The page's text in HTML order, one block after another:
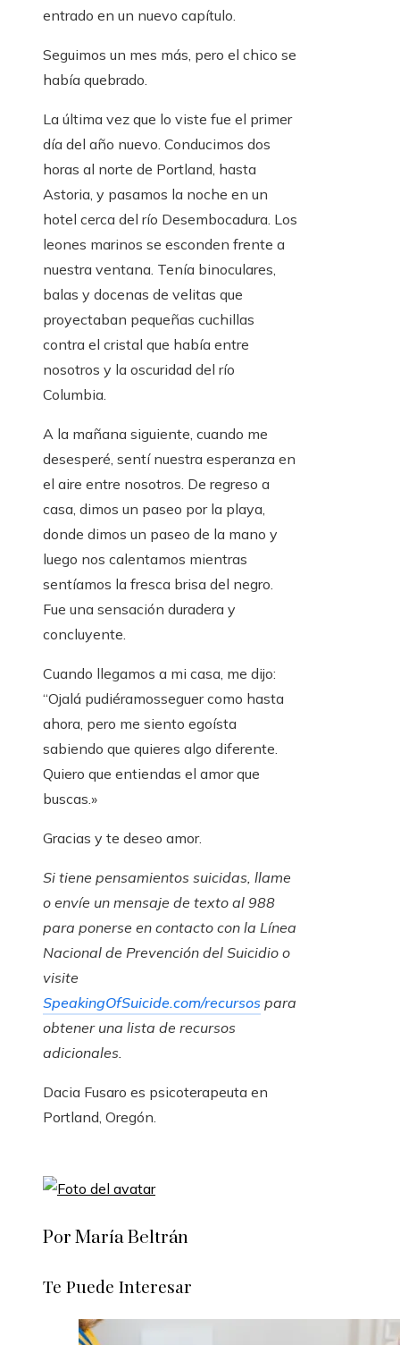
entrado en un nuevo capítulo.
Seguimos un mes más, pero el chico se
había quebrado.
La última vez que lo viste fue el primer
día del año nuevo. Conducimos dos
horas al norte de Portland, hasta
Astoria, y pasamos la noche en un
hotel cerca del río Desembocadura. Los
leones marinos se esconden frente a
nuestra ventana. Tenía binoculares,
balas y docenas de velitas que
proyectaban pequeñas cuchillas
contra el cristal que había entre
nosotros y la oscuridad del río
Columbia.
A la mañana siguiente, cuando me
desesperé, sentí nuestra esperanza en
el aire entre nosotros. De regreso a
casa, dimos un paseo por la playa,
donde dimos un paseo de la mano y
luego nos calentamos mientras
sentíamos la fresca brisa del negro.
Fue una sensación duradera y
concluyente.
Cuando llegamos a mi casa, me dijo:
“Ojalá pudiéramosseguer como hasta
ahora, pero me siento egoísta
sabiendo que quieres algo diferente.
Quiero que entiendas el amor que
buscas.»
Gracias y te deseo amor.
Si tiene pensamientos suicidas, llame
o envíe un mensaje de texto al 988
para ponerse en contacto con la Línea
Nacional de Prevención del Suicidio o
visite
SpeakingOfSuicide.com/recursos para
obtener una lista de recursos
adicionales.
Dacia Fusaro es psicoterapeuta en
Portland, Oregón.
Por María Beltrán
Te Puede Interesar